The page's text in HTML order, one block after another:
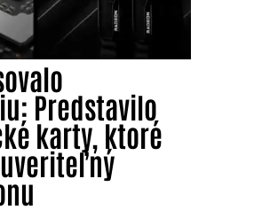
Predstavilo
karty, ktoré